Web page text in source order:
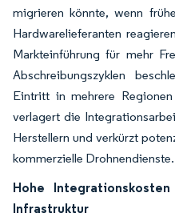
migrieren könnte, wenn
Hardwarelieferanten
Markteinführung für mehr
Abschreibungszyklen
Eintritt in mehrere
verlagert die
Herstellern und verkürzt
kommerzielle Drohnendienste.
Hohe
Infrastruktur